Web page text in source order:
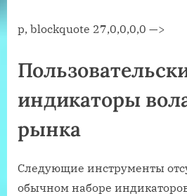
p, blockquote 27,0,0,0,0 —>
индикаторы
рынка
Следующие инструменты
обычном наборе